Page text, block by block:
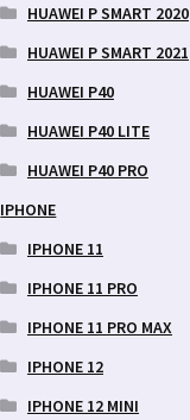
HUAWEI P SMART 2020
HUAWEI P SMART 2021
HUAWEI P40
HUAWEI P40 LITE
HUAWEI P40 PRO
IPHONE
IPHONE 11
IPHONE 11 PRO
IPHONE 11 PRO MAX
IPHONE 12
IPHONE 12 MINI